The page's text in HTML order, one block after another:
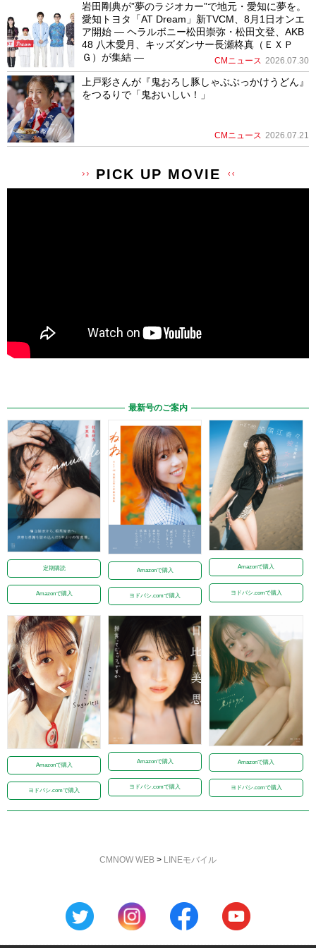
岩田剛典が”夢のラジオカー”で地元・愛知に夢を。
愛知トヨタ「AT Dream」新TVCM、8月1日オンエ
ア開始 ― ヘラルボニー松田崇弥・松田文登、AKB
48 八木愛月、キッズダンサー長瀬柊真（ＥＸＰ
Ｇ）が集結 ―
CMニュース 2026.07.30
上戸彩さんが『鬼おろし豚しゃぶぶっかけうどん』
をつるりで「鬼おいしい！」
CMニュース 2026.07.21
PICK UP MOVIE
最新号のご案内
定期購読
Amazonで購入
Amazonで購入
ヨドバシ.comで購入
Amazonで購入
ヨドバシ.comで購入
Amazonで購入
ヨドバシ.comで購入
Amazonで購入
ヨドバシ.comで購入
Amazonで購入
ヨドバシ.comで購入
CMNOW WEB > LINEモバイル